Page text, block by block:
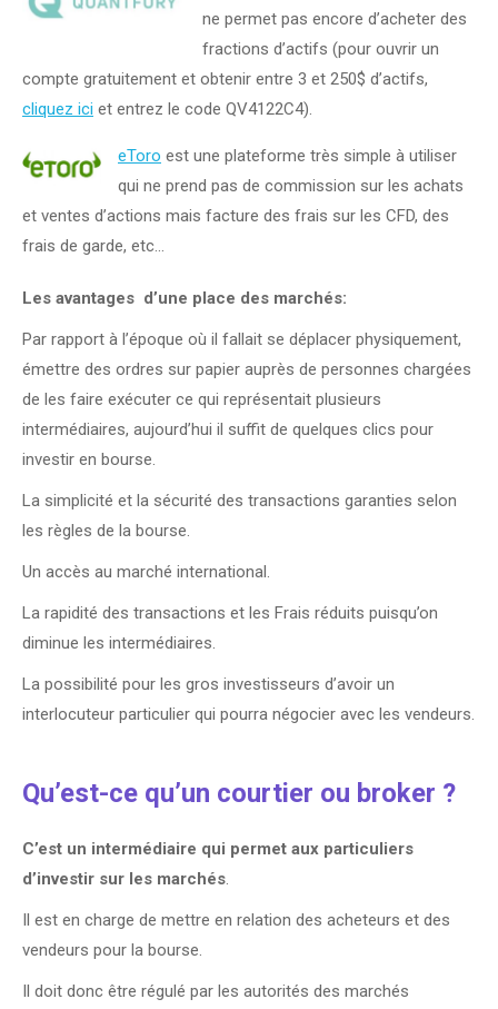
ne permet pas encore d’acheter des
fractions d’actifs (pour ouvrir un
compte gratuitement et obtenir entre 3 et 250$ d’actifs,
cliquez ici et entrez le code QV4122C4).
eToro est une plateforme très simple à utiliser
qui ne prend pas de commission sur les achats
et ventes d’actions mais facture des frais sur les CFD, des
frais de garde, etc…
Les avantages d’une place des marchés:
Par rapport à l’époque où il fallait se déplacer physiquement,
émettre des ordres sur papier auprès de personnes chargées
de les faire exécuter ce qui représentait plusieurs
intermédiaires, aujourd’hui il suffit de quelques clics pour
investir en bourse.
La simplicité et la sécurité des transactions garanties selon
les règles de la bourse.
Un accès au marché international.
La rapidité des transactions et les Frais réduits puisqu’on
diminue les intermédiaires.
La possibilité pour les gros investisseurs d’avoir un
interlocuteur particulier qui pourra négocier avec les vendeurs.
Qu’est-ce qu’un courtier ou broker ?
C’est un intermédiaire qui permet aux particuliers
d’investir sur les marchés.
Il est en charge de mettre en relation des acheteurs et des
vendeurs pour la bourse.
Il doit donc être régulé par les autorités des marchés